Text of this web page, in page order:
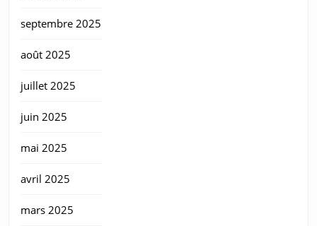
septembre 2025
août 2025
juillet 2025
juin 2025
mai 2025
avril 2025
mars 2025